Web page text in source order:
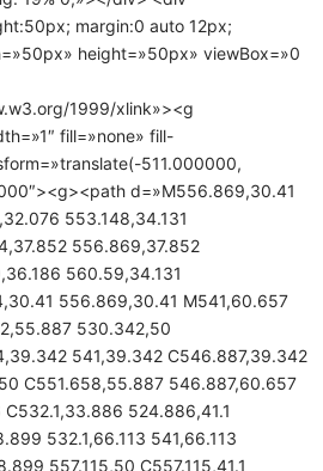
margin:0 auto 12px;
height=»50px» viewBox=»0
1999/xlink»><g
fill=»none» fill-
511.000000,
d=»M556.869,30.41
553.148,34.131
556.869,37.852
560.59,34.131
556.869,30.41 M541,60.657
530.342,50
541,39.342 C546.887,39.342
C551.658,55.887 546.887,60.657
524.886,41.1
532.1,66.113 541,66.113
557.115,50 C557.115,41.1